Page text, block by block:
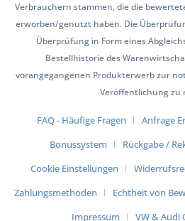
Verbrauchern stammen, die die
erworben/genutzt haben. Die
Überprüfung in Form eines
Bestellhistorie des
vorangegangenen Produkterwerb zur
Veröffentlichung zu
FAQ - Häufige Fragen Anfrage
Bonussystem
Rückgabe /
Cookie Einstellungen
Zahlungsmethoden
Echtheit von
Impressum
VW & Audi